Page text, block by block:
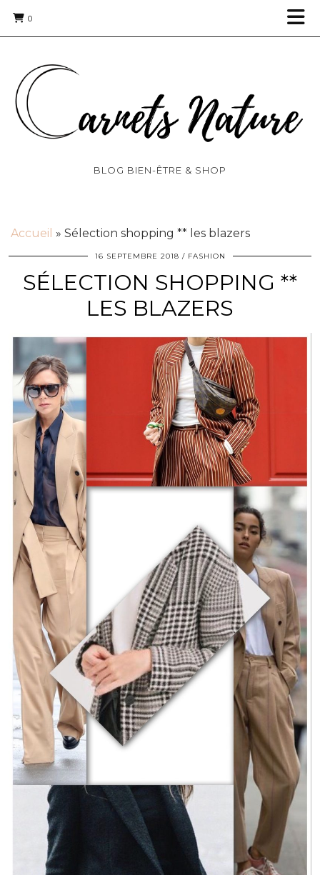
0
BLOG BIEN-ÊTRE & SHOP
Accueil » Sélection shopping ** les blazers
16 SEPTEMBRE 2018 FASHION
SÉLECTION SHOPPING **
LES BLAZERS